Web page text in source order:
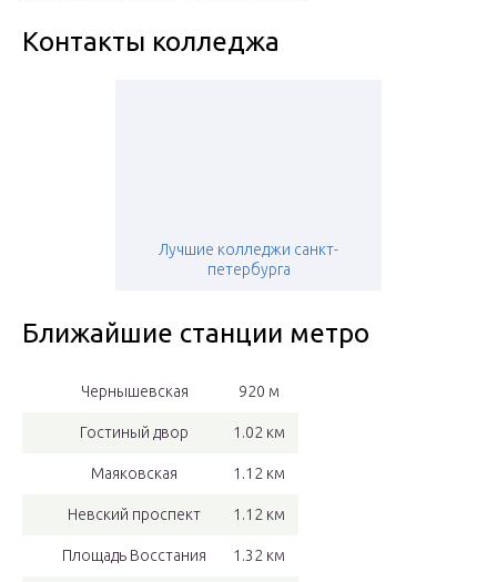
Контакты колледжа
Лучшие колледжи санкт-
петербурга
Ближайшие станции метро
Чернышевская 920 м
Гостиный двор 1.02 км
Маяковская 1.12 км
Невский проспект 1.12 км
Площадь Восстания 1.32 км